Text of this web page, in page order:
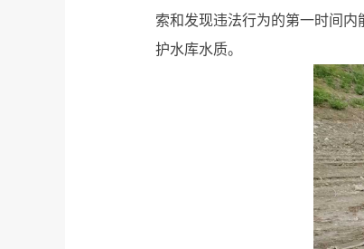
索和发现违法行为的第一时间
护水库水质。